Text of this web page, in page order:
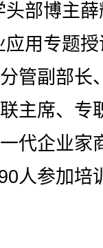
部博主
用专题
管副部长
主席、专
代企业家
人参加培